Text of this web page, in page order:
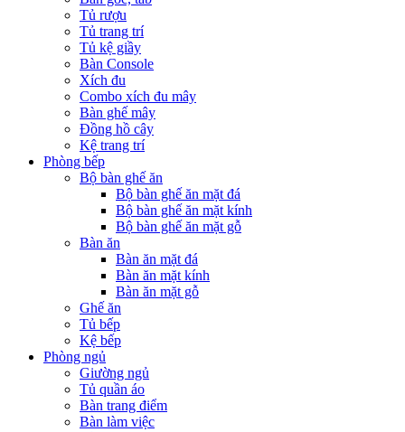
Tủ rượu
Tủ trang trí
Tủ kệ giầy
Bàn Console
Xích đu
Combo xích đu mây
Bàn ghế mây
Đồng hồ cây
Kệ trang trí
Phòng bếp
Bộ bàn ghế ăn
Bộ bàn ghế ăn mặt đá
Bộ bàn ghế ăn mặt kính
Bộ bàn ghế ăn mặt gỗ
Bàn ăn
Bàn ăn mặt đá
Bàn ăn mặt kính
Bàn ăn mặt gỗ
Ghế ăn
Tủ bếp
Kệ bếp
Phòng ngủ
Giường ngủ
Tủ quần áo
Bàn trang điểm
Bàn làm việc